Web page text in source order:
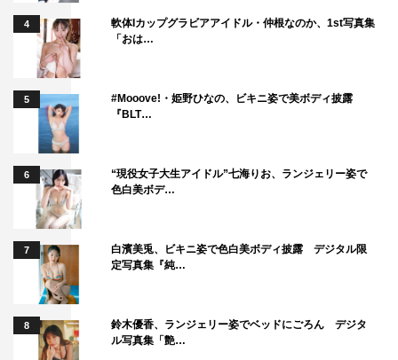
4
軟体Iカップグラビアアイドル・仲根なのか、1st写真集
「おは…
5
#Mooove!・姫野ひなの、ビキニ姿で美ボディ披露
『BLT…
6
“現役女子大生アイドル”七海りお、ランジェリー姿で
色白美ボデ…
7
白濱美兎、ビキニ姿で色白美ボディ披露 デジタル限
定写真集『純…
8
鈴木優香、ランジェリー姿でベッドにごろん デジタ
ル写真集「艶…